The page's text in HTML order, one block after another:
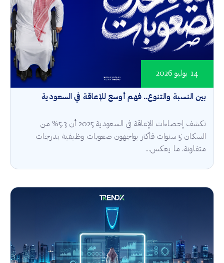
بين النسبة والتنوع.. فهم أوسع للإعاقة في السعودية
14 يوليو 2026
تكشف إحصاءات الإعاقة في السعودية 2025 أن 5.3% من
السكان 5 سنوات فأكثر يواجهون صعوبات وظيفية بدرجات
متفاوتة، ما يعكس...